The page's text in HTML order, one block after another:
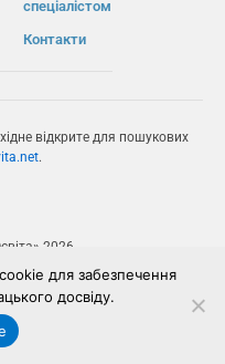
спеціалістом
Контакти
відкрите для пошукових
.
2026.
для забезпечення
досвіду.